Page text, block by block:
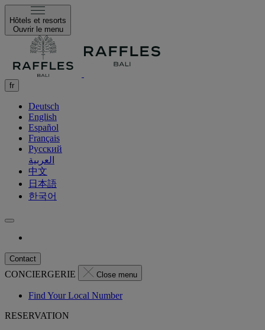
Hôtels et resorts
Ouvrir le menu
fr
Deutsch
English
Español
Français
Русский
العربية
中文
日本語
한국어
Contact
CONCIERGERIE Close menu
Find Your Local Number
RESERVATION